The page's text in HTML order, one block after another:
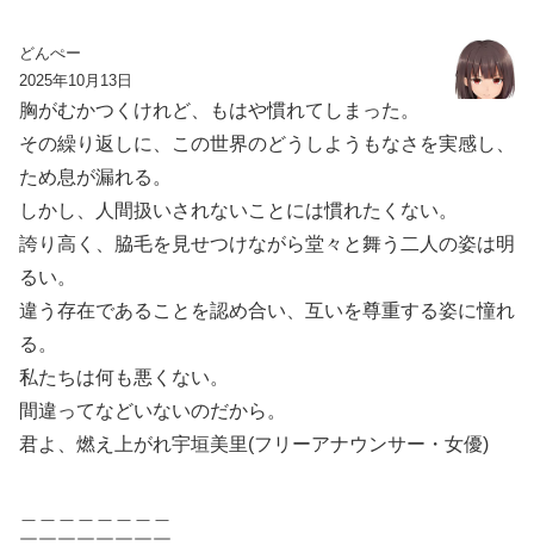
どんぺー
2025年10月13日
胸がむかつくけれど、もはや慣れてしまった。
その繰り返しに、この世界のどうしようもなさを実感し、
ため息が漏れる。
しかし、人間扱いされないことには慣れたくない。
誇り高く、脇毛を見せつけながら堂々と舞う二人の姿は明
るい。
違う存在であることを認め合い、互いを尊重する姿に憧れ
る。
私たちは何も悪くない。
間違ってなどいないのだから。
君よ、燃え上がれ宇垣美里(フリーアナウンサー・女優)
￣￣￣￣￣￣￣￣